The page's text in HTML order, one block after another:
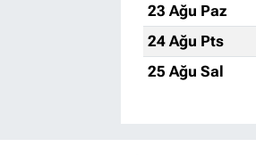
23 Ağu Paz
24 Ağu Pts
25 Ağu Sal